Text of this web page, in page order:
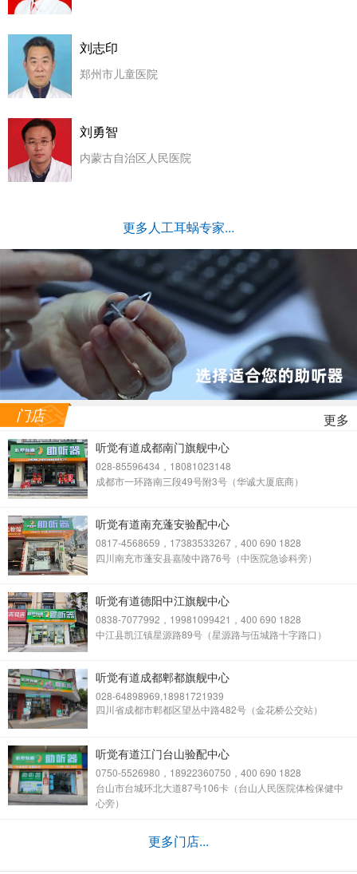
刘志印
郑州市儿童医院
刘勇智
内蒙古自治区人民医院
更多人工耳蜗专家...
门店 更多
听觉有道成都南门旗舰中心
028-85596434，18081023148
成都市一环路南三段49号附3号（华诚大厦底商）
听觉有道南充蓬安验配中心
0817-4568659，17383533267，400 690 1828
四川南充市蓬安县嘉陵中路76号（中医院急诊科旁）
听觉有道德阳中江旗舰中心
0838-7077992，19981099421，400 690 1828
中江县凯江镇星源路89号（星源路与伍城路十字路口）
听觉有道成都郫都旗舰中心
028-64898969,18981721939
四川省成都市郫都区望丛中路482号（金花桥公交站）
听觉有道江门台山验配中心
0750-5526980，18922360750，400 690 1828
台山市台城环北大道87号106卡（台山人民医院体检保健中
心旁）
更多门店...